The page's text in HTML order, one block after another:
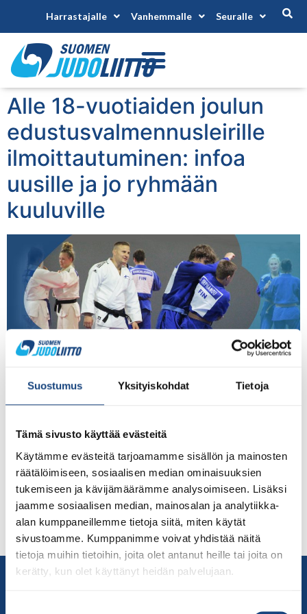
Suostumus Yksityiskohdat Tietoja
Tämä sivusto käyttää evästeitä
Käytämme evästeitä tarjoamamme sisällön ja mainosten
räätälöimiseen, sosiaalisen median ominaisuuksien
tukemiseen ja kävijämäärämme analysoimiseen. Lisäksi
jaamme sosiaalisen median, mainosalan ja analytiikka-
alan kumppaneillemme tietoja siitä, miten käytät
sivustoamme. Kumppanimme voivat yhdistää näitä
tietoja muihin tietoihin, joita olet antanut heille tai joita on
kerätty, kun olet käyttänyt heidän palvelujaan.
Harrastajalle Vanhemmalle Seuralle
Alle 18-vuotiaiden joulun
edustusvalmennusleirille
ilmoittautuminen: infoa
uusille ja jo ryhmään
kuuluville
27. – 30.12. on kaikkien ikäluokkien yhteisleiri. Samalla
uusille U18 ikäluokkaan siirtyville ensimmäinen
täyttävät sähköisesti hakemuksen
maajoukkuevalmennukseen: sekä uudet että jo
valmennusryhmään tai maajoukkueeseen kuuluvat. Jo
ryhmään kuuluvat ja aikaisemmin täyttäneet tekevät sen
uudestaan koska tiedot päivitetään ajan tasalle. Kaikki
jo leirityksessä olevat jatkavat ryhmässä. Leiriryhmän
[…]
Yhteystiedot